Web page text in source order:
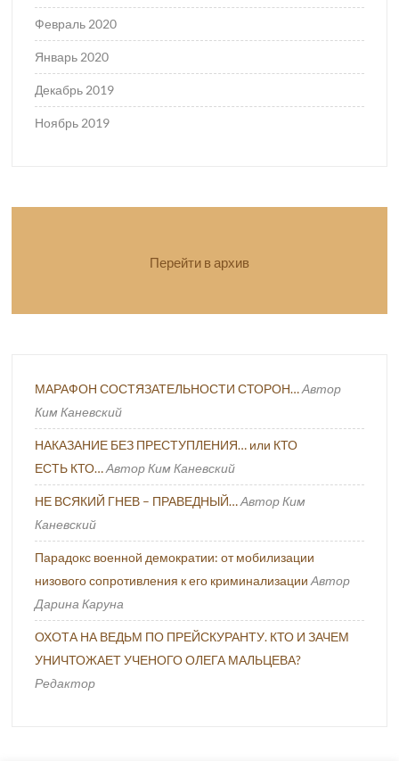
Февраль 2020
Январь 2020
Декабрь 2019
Ноябрь 2019
Перейти в архив
МАРАФОН СОСТЯЗАТЕЛЬНОСТИ СТОРОН… Автор
Ким Каневский
НАКАЗАНИЕ БЕЗ ПРЕСТУПЛЕНИЯ… или КТО
ЕСТЬ КТО… Автор Ким Каневский
НЕ ВСЯКИЙ ГНЕВ – ПРАВЕДНЫЙ… Автор Ким
Каневский
Парадокс военной демократии: от мобилизации
низового сопротивления к его криминализации Автор
Дарина Каруна
ОХОТА НА ВЕДЬМ ПО ПРЕЙСКУРАНТУ. КТО И ЗАЧЕМ
УНИЧТОЖАЕТ УЧЕНОГО ОЛЕГА МАЛЬЦЕВА?
Редактор